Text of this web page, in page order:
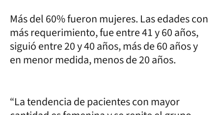
Más del 60% fueron mujeres. Las edades con
más requerimiento, fue entre 41 y 60 años,
siguió entre 20 y 40 años, más de 60 años y
en menor medida, menos de 20 años.
“La tendencia de pacientes con mayor